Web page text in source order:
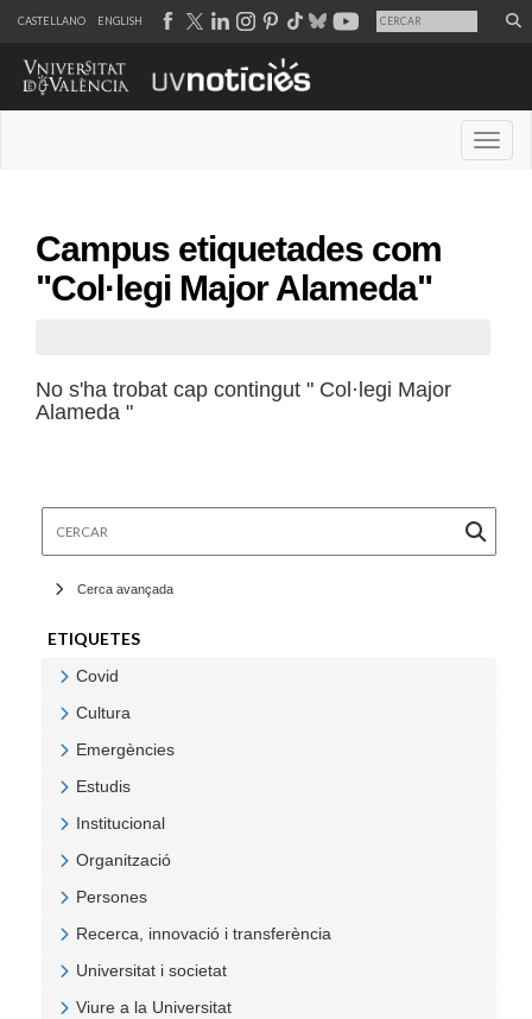
CASTELLANO ENGLISH
Campus etiquetades com
"Col·legi Major Alameda"
No s'ha trobat cap contingut " Col·legi Major
Alameda "
Cerca avançada
ETIQUETES
Covid
Cultura
Emergències
Estudis
Institucional
Organització
Persones
Recerca, innovació i transferència
Universitat i societat
Viure a la Universitat